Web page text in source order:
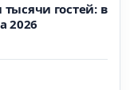
гостей: в
2026